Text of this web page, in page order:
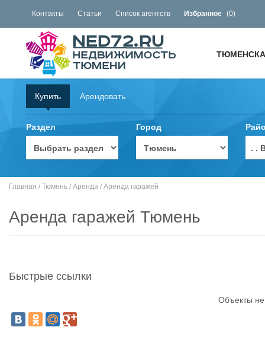
Контакты Статьи Список агентств Избранное (0)
Купить Арендовать
Раздел Город
. .
Главная / Тюмень / Аренда / Аренда гаражей
Аренда гаражей Тюмень
Быстрые ссылки
Объекты